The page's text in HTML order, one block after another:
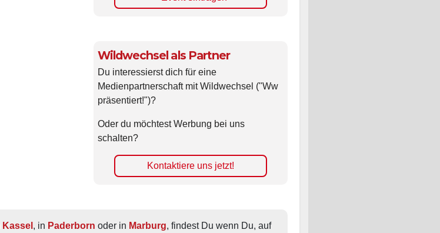
Wildwechsel als Partner
Du interessierst dich für eine
Medienpartnerschaft mit Wildwechsel ("Ww
präsentiert!")?
Oder du möchtest Werbung bei uns
schalten?
Kontaktiere uns jetzt!
Kassel , in Paderborn oder in Marburg , findest Du wenn Du, auf